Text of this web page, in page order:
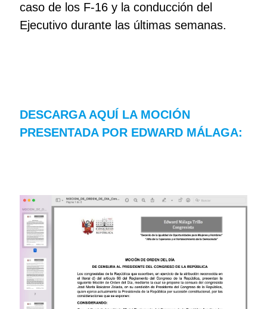
caso de los F-16 y la conducción del
Ejecutivo durante las últimas semanas.
DESCARGA AQUÍ LA MOCIÓN
PRESENTADA POR EDWARD MÁLAGA: